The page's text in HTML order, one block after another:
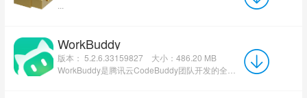
WorkBuddy
版本： 5.2.6.33159827
大小：486.20 MB